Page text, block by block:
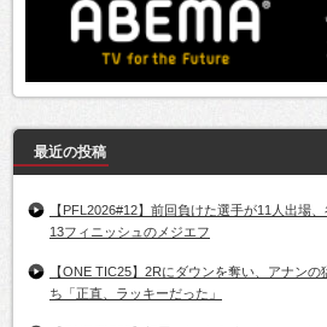
最近の投稿
【PFL2026#12】前回負けた選手が11人出場
13フィニッシュのメジエフ
【ONE TIC25】2Rにダウンを奪い、アナン
ち「正直、ラッキーだった」